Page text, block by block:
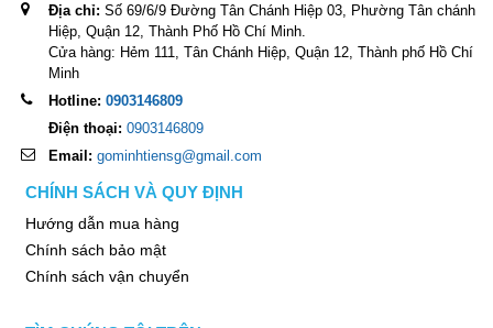
Địa chỉ: Số 69/6/9 Đường Tân Chánh Hiệp 03, Phường Tân chánh
Hiệp, Quận 12, Thành Phố Hồ Chí Minh.
Cửa hàng: Hẻm 111, Tân Chánh Hiệp, Quận 12, Thành phố Hồ Chí
Minh
Hotline: 0903146809
Điện thoại: 0903146809
Email: gominhtiensg@gmail.com
CHÍNH SÁCH VÀ QUY ĐỊNH
Hướng dẫn mua hàng
Chính sách bảo mật
Chính sách vận chuyển